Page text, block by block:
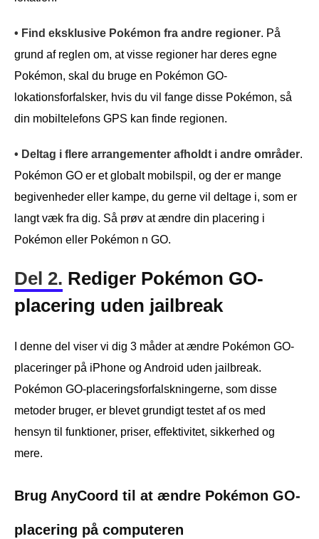
• Find eksklusive Pokémon fra andre regioner. På
grund af reglen om, at visse regioner har deres egne
Pokémon, skal du bruge en Pokémon GO-
lokationsforfalsker, hvis du vil fange disse Pokémon, så
din mobiltelefons GPS kan finde regionen.
• Deltag i flere arrangementer afholdt i andre områder.
Pokémon GO er et globalt mobilspil, og der er mange
begivenheder eller kampe, du gerne vil deltage i, som er
langt væk fra dig. Så prøv at ændre din placering i
Pokémon eller Pokémon n GO.
Del 2. Rediger Pokémon GO-
placering uden jailbreak
I denne del viser vi dig 3 måder at ændre Pokémon GO-
placeringer på iPhone og Android uden jailbreak.
Pokémon GO-placeringsforfalskningerne, som disse
metoder bruger, er blevet grundigt testet af os med
hensyn til funktioner, priser, effektivitet, sikkerhed og
mere.
Brug AnyCoord til at ændre Pokémon GO-
placering på computeren